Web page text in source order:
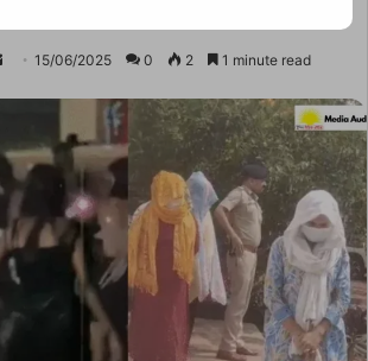
Send15/06/2025 0 2 1 minute read